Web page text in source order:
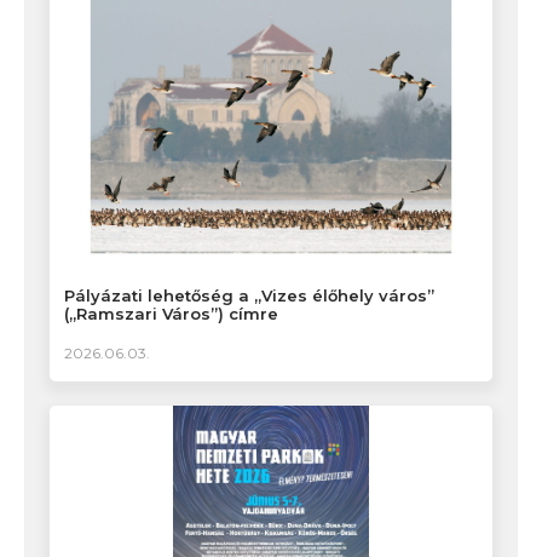
Pályázati lehetőség a „Vizes élőhely város”
(„Ramszari Város”) címre
2026.06.03.